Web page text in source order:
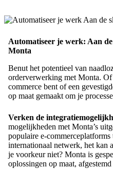
Automatiseer je werk: Aan
Monta
Benut het potentieel van
orderverwerking met Monta. Of
commerce bent of een
op maat gemaakt om je
Verken de
mogelijkheden met Monta’s
populaire e-commerceplatforms
internationaal netwerk, het kan
je voorkeur niet? Monta is
oplossingen op maat,